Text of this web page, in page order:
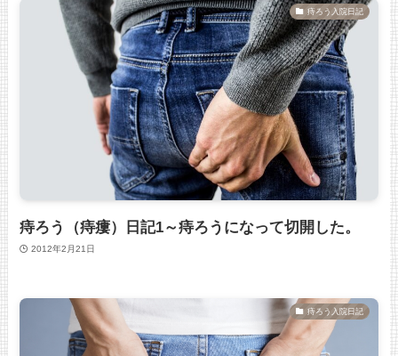
痔ろう入院日記
痔ろう（痔瘻）日記1～痔ろうになって切開した。
2012年2月21日
痔ろう入院日記